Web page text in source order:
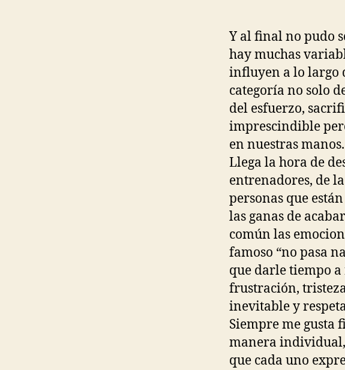
Y al final no pudo
hay muchas
influyen a lo largo
categoría no solo
del esfuerzo,
imprescindible
en nuestras manos.
Llega la hora de
entrenadores, de
personas que
las ganas de
común las
famoso “no pasa
que darle tiempo a
frustración,
inevitable y
Siempre me gusta
manera individual,
que cada uno